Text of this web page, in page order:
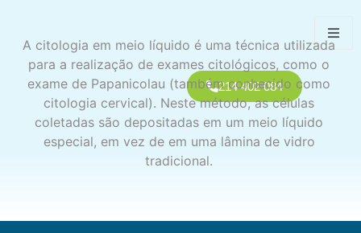
214 402 084
A citologia em meio líquido é uma técnica utilizada
para a realização de exames citológicos, como o
exame de Papanicolau (também conhecido como
citologia cervical). Neste método, as células
coletadas são depositadas em um meio líquido
especial, em vez de em uma lâmina de vidro
tradicional.